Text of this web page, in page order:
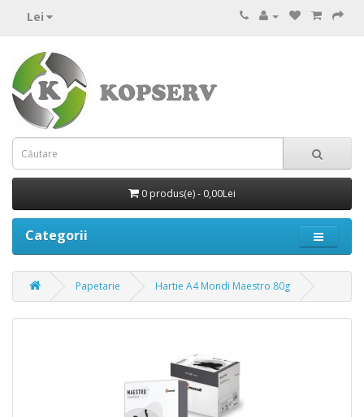
Lei
0 produs(e) - 0,00Lei
Categorii
Papetarie Hartie A4 Mondi Maestro 80g